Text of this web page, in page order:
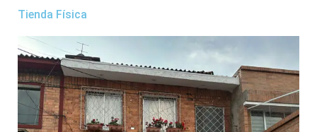
Tienda Física